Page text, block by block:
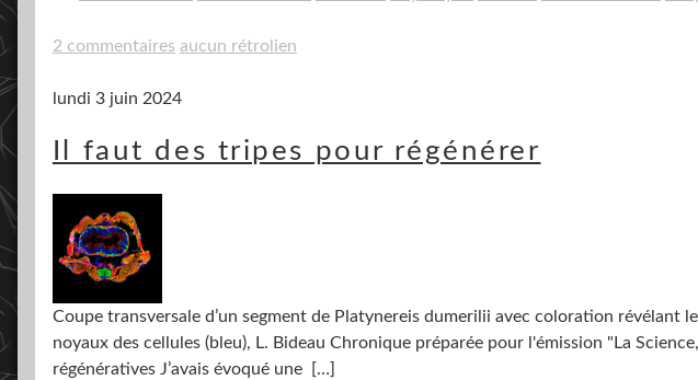
2 commentaires aucun rétrolien
lundi 3 juin 2024
Il faut des tripes pour régénérer
Coupe transversale d’un segment de Platynereis dumerilii avec coloration révélant
noyaux des cellules (bleu), L. Bideau Chronique préparée pour l'émission "La
régénératives J’avais évoqué une
[…]